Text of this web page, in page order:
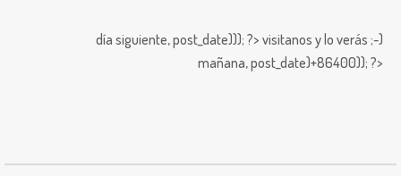
día siguiente,post_date))); ?> visitanos y lo verás ;-)
mañana,post_date)+86400)); ?>